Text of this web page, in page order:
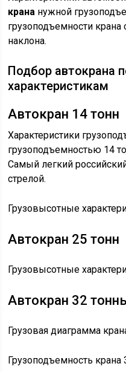
крана нужной
грузоподъемности крана
наклона.
Подбор автокрана
характеристикам
Автокран 14 тонн
Характеристики
грузоподъемностью 14
Самый легкий
стрелой.
Грузовысотные
Автокран 25 тонн
Грузовысотные
Автокран 32
Грузовая диаграмма
Грузоподъемность крана